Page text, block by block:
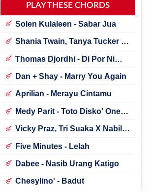
PLAY THESE CHORDS
Solen Kulaleen - Sabar Jua
Shania Twain, Tanya Tucker -
Thomas Djordhi - Di Por Ni
Dan + Shay - Marry You Again
Aprilian - Merayu Cintamu
Medy Parit - Toto Disko' One
Vicky Praz, Tri Suaka X Nabila
Five Minutes - Lelah
Dabee - Nasib Urang Katigo
Chesylino' - Badut